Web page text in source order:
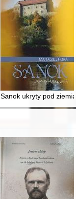
w twórczości
Sanok ukryty pod ziemią